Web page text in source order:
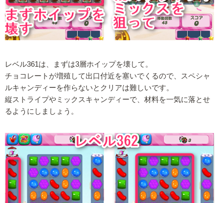
レベル361は、まずは3層ホイップを壊して。
チョコレートが増殖して出口付近を塞いでくるので、スペシャ
ルキャンディーを作らないとクリアは難しいです。
縦ストライプやミックスキャンディーで、材料を一気に落とせ
るようにしましょう。